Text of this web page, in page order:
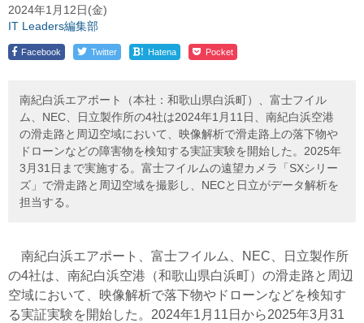
2024年1月12日(金)
IT Leaders編集部
Facebook Twitter ! Hatena Pocket
南紀白浜エアポート（本社：和歌山県白浜町）、富士フイル
ム、NEC、日立製作所の4社は2024年1月11日、南紀白浜空港
の滑走路と周辺空域において、映像解析で滑走路上の落下物や
ドローンなどの障害物を検知する実証実験を開始した。2025年
3月31日まで実施する。富士フイルムの遠望カメラ「SXシリー
ズ」で滑走路と周辺空域を撮影し、NECと日立がデータ解析を
担当する。
南紀白浜エアポート、富士フイルム、NEC、日立製作所
の4社は、南紀白浜空港（和歌山県白浜町）の滑走路と周辺
空域において、映像解析で落下物やドローンなどを検知す
る実証実験を開始した。2024年1月11日から2025年3月31